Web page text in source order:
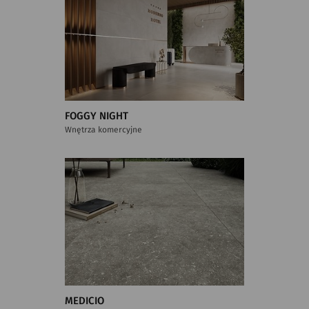
FOGGY NIGHT
Wnętrza komercyjne
MEDICIO